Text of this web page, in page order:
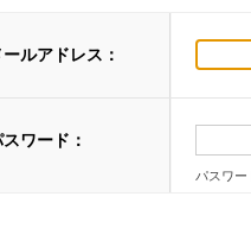
ールアドレス：
ワード：
パスワー